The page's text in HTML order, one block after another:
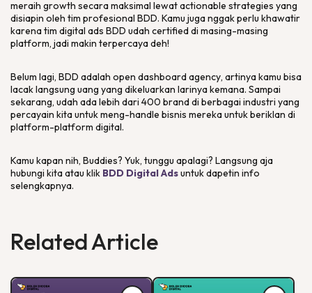
meraih growth secara maksimal lewatactionable strategies yang
disiapin oleh tim profesional BDD. Kamu juga nggak perlu khawatir
karena tim digital ads BDD udah certifieddi masing-masing
platform, jadi makin terpercaya deh!
Belum lagi, BDD adalah open dashboard agency, artinya kamu bisa
lacak langsung uang yang dikeluarkan larinya kemana. Sampai
sekarang, udah ada lebih dari 400 branddi berbagai industri yang
percayain kita untuk meng-handle bisnis mereka untuk beriklan di
platform-platform digital.
Kamu kapan nih, Buddies? Yuk, tunggu apalagi? Langsung aja
hubungi kita atau klik BDD Digital Adsuntuk dapetin info
selengkapnya.
Related Article